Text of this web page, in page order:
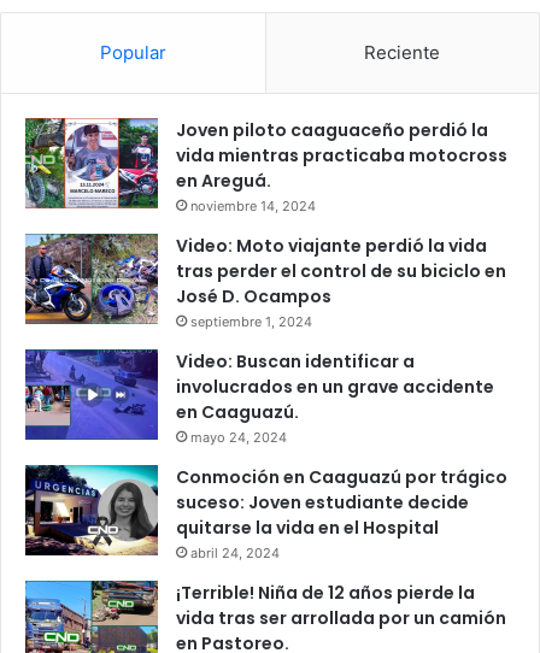
Popular Reciente
Joven piloto caaguaceño perdió la
vida mientras practicaba motocross
en Areguá.
noviembre 14, 2024
Video: Moto viajante perdió la vida
tras perder el control de su biciclo en
José D. Ocampos
septiembre 1, 2024
Video: Buscan identificar a
involucrados en un grave accidente
en Caaguazú.
mayo 24, 2024
Conmoción en Caaguazú por trágico
suceso: Joven estudiante decide
quitarse la vida en el Hospital
abril 24, 2024
¡Terrible! Niña de 12 años pierde la
vida tras ser arrollada por un camión
en Pastoreo.